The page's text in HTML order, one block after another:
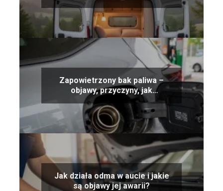
wyposażenie
Zapowietrzony bak paliwa –
objawy, przyczyny, jak
odpowietrzyć
Jak działa odma w aucie i jakie
są objawy jej awarii?